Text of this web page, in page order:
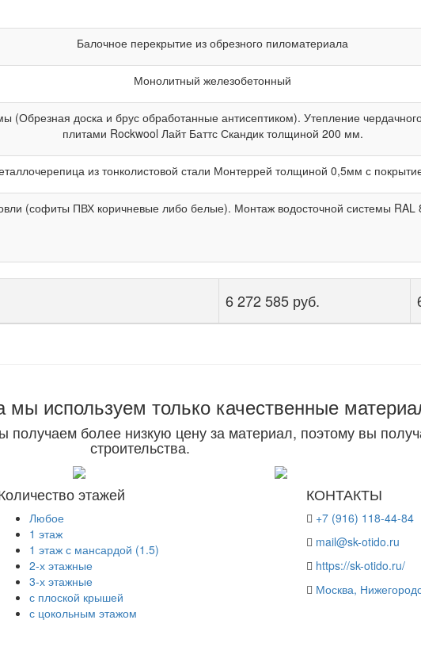
Балочное перекрытие из обрезного пиломатериала
Монолитный железобетонный
(Обрезная доска и брус обработанные антисептиком). Утепление
плитами Rockwool Лайт Баттс Скандик толщиной 200 мм.
из тонколистовой стали Монтеррей толщиной 0,5мм с
(софиты ПВХ коричневые либо белые). Монтаж водосточной системы RAL
6 272 585 руб.
мы используем только качественные
получаем более низкую цену за материал, поэтому вы
строительства.
этажей
Любое
1 этаж
1 этаж с мансардой (1.5)
2-х этажные
3-х этажные
с плоской крышей
с цокольным этажом
КОНТАКТЫ
+7 (916) 118-44-84
mail@sk-otido.ru
https://sk-otido.ru/
Москва,